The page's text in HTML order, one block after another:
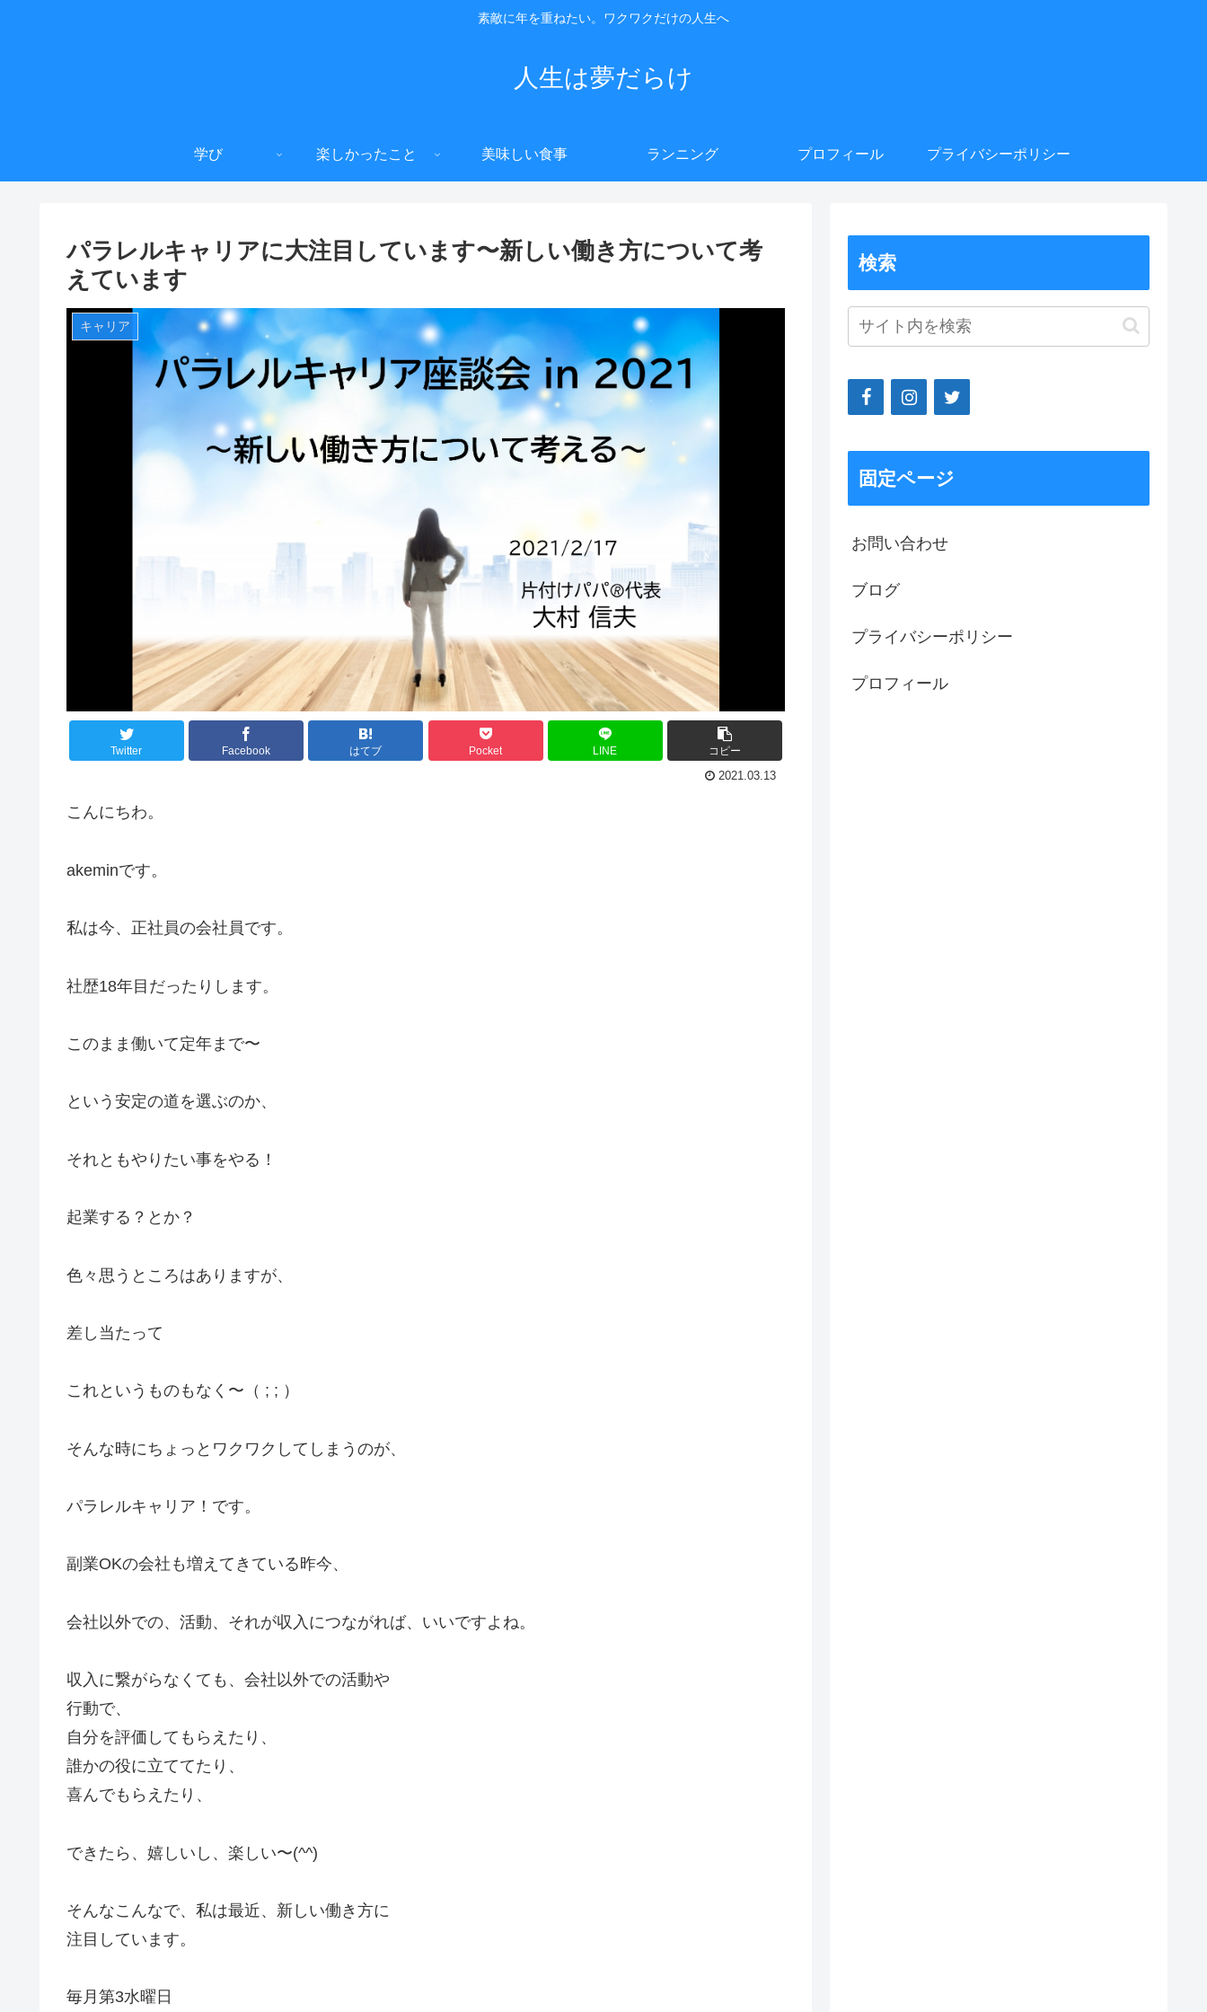
素敵に年を重ねたい。ワクワクだけの人生へ
人生は夢だらけ
学び 楽しかったこと 美味しい食事 ランニング プロフィール プライバシーポリシー
パラレルキャリアに大注目しています〜新しい働き方について考
えています
キャリア
Twitter Facebook はてブ Pocket LINE コピー
2021.03.13
こんにちわ。
akeminです。
私は今、正社員の会社員です。
社歴18年目だったりします。
このまま働いて定年まで〜
という安定の道を選ぶのか、
それともやりたい事をやる！
起業する？とか？
色々思うところはありますが、
差し当たって
これというものもなく〜（ ; ; ）
そんな時にちょっとワクワクしてしまうのが、
パラレルキャリア！です。
副業OKの会社も増えてきている昨今、
会社以外での、活動、それが収入につながれば、いいですよね。
収入に繋がらなくても、会社以外での活動や
行動で、
自分を評価してもらえたり、
誰かの役に立ててたり、
喜んでもらえたり、
できたら、嬉しいし、楽しい〜(^^)
そんなこんなで、私は最近、新しい働き方に
注目しています。
毎月第3水曜日
検索
固定ページ
お問い合わせ
ブログ
プライバシーポリシー
プロフィール